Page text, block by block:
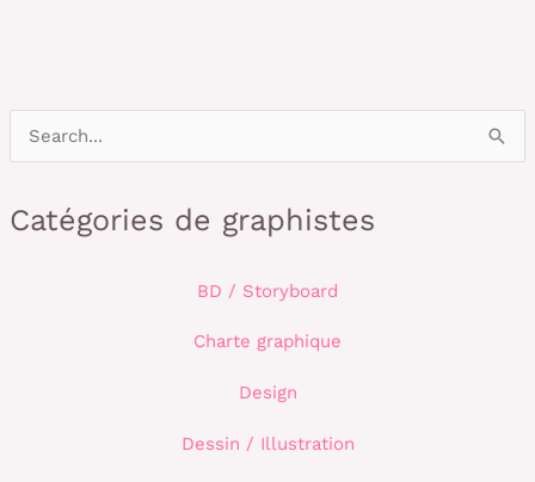
c
Catégories de graphistes
BD / Storyboard
Charte graphique
Design
Dessin / Illustration